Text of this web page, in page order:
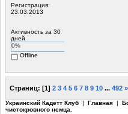
Регистрация:
23.03.2013
Активность за 30
дней
0%
Offline
Страниц: [1] 2 3 4 5 6 7 8 9 10 ... 492
Украинский Кадетт Клуб | Главная |
чистокровного немца.